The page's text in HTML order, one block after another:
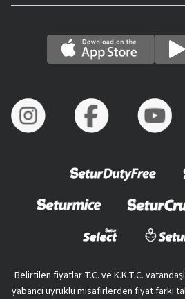
Belirtilen fiyatlar T.C. ve K.K.T.C.
yabancı uyruklu misafirlerden fiyat farkı